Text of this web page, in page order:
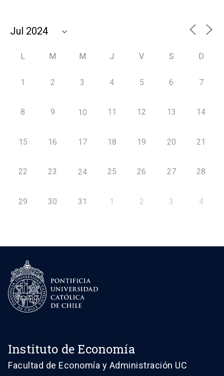
L M M J V S D
1 2 3 4 5 6 7
8 9 10 11 12 13 14
15 16 17 18 19 20 21
22 23 24 25 26 27 28
29 30 31 1 2 3 4
Instituto de Economía
Facultad de Economía y Administración UC